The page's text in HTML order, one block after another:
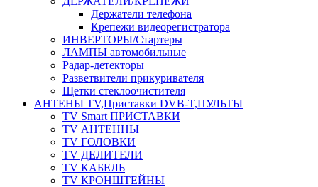
Держатели телефона
Крепежи видеорегистратора
ИНВЕРТОРЫ/Стартеры
ЛАМПЫ автомобильные
Радар-детекторы
Разветвители прикуривателя
Щетки стеклоочистителя
АНТЕНЫ ТV,Приставки DVB-T,ПУЛЬТЫ
TV Smart ПРИСТАВКИ
TV АНТЕННЫ
TV ГОЛОВКИ
TV ДЕЛИТЕЛИ
TV КАБЕЛЬ
TV КРОНШТЕЙНЫ